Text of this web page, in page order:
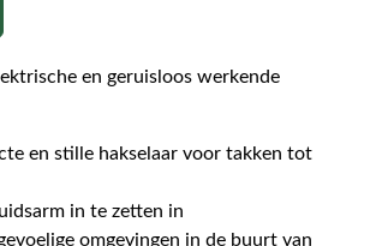
en geruisloos werkende
en stille hakselaar voor takken tot
in te zetten in
omgevingen in de buurt van